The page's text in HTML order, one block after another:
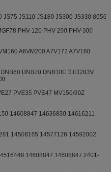
JS110 JS180 JS300 JS330 8056
PHV-120 PHV-290 PHV-300
A6VM200 A7V172 A7V160
DNB70 DNB100 DTD283V
PVE35 PVE47 MV150/90Z
14608847 14636830 14616211
14508165 14577126 14592002
14608847 14608847 2401-